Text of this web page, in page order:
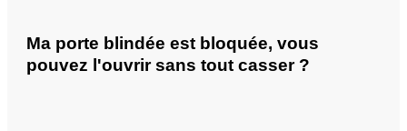
Ma porte blindée est bloquée, vous
pouvez l'ouvrir sans tout casser ?